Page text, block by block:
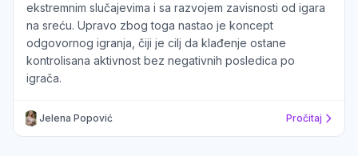
ekstremnim slučajevima i sa razvojem zavisnosti od igara
na sreću. Upravo zbog toga nastao je koncept
odgovornog igranja, čiji je cilj da klađenje ostane
kontrolisana aktivnost bez negativnih posledica po
igrača.
Jelena Popović Pročitaj